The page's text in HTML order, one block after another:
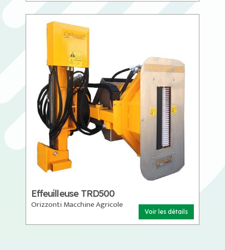
Effeuilleuse TRD500
Orizzonti Macchine Agricole
Voir les détails